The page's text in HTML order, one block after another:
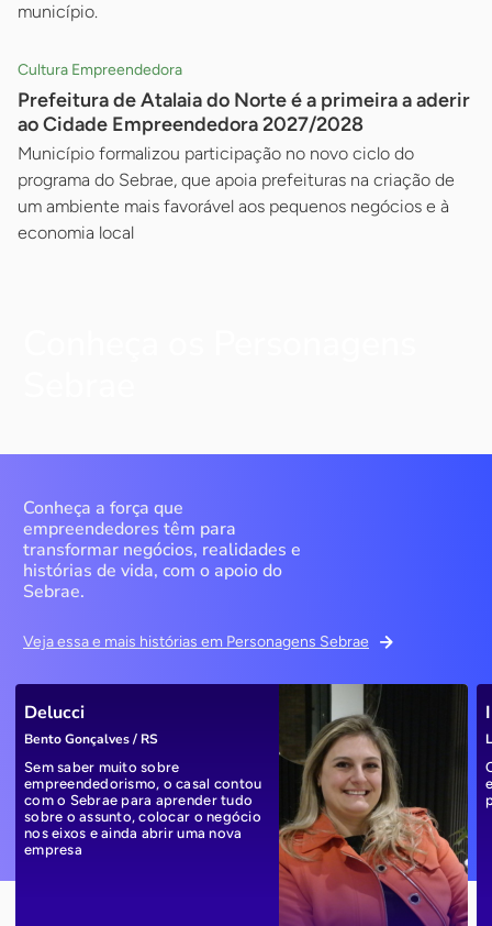
município.
Cultura Empreendedora
Prefeitura de Atalaia do Norte é a primeira a aderir
ao Cidade Empreendedora 2027/2028
Município formalizou participação no novo ciclo do
programa do Sebrae, que apoia prefeituras na criação de
um ambiente mais favorável aos pequenos negócios e à
economia local
Conheça a força que
empreendedores têm para
transformar negócios, realidades e
histórias de vida, com o apoio do
Sebrae.
Veja essa e mais histórias em Personagens Sebrae
Delucci
Bento Gonçalves / RS
Sem saber muito sobre
empreendedorismo, o casal contou
com o Sebrae para aprender tudo
sobre o assunto, colocar o negócio
nos eixos e ainda abrir uma nova
empresa